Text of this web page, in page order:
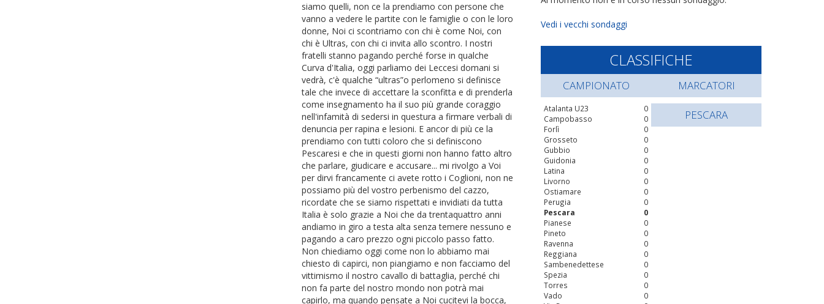
siamo quelli, non ce la prendiamo con persone che
vanno a vedere le partite con le famiglie o con le loro
donne, Noi ci scontriamo con chi è come Noi, con
chi è Ultras, con chi ci invita allo scontro. I nostri
fratelli stanno pagando perché forse in qualche
Curva d'Italia, oggi parliamo dei Leccesi domani si
vedrà, c'è qualche “ultras”o perlomeno si definisce
tale che invece di accettare la sconfitta e di prenderla
come insegnamento ha il suo più grande coraggio
nell'infamità di sedersi in questura a firmare verbali di
denuncia per rapina e lesioni. E ancor di più ce la
prendiamo con tutti coloro che si definiscono
Pescaresi e che in questi giorni non hanno fatto altro
che parlare, giudicare e accusare... mi rivolgo a Voi
per dirvi francamente ci avete rotto i Coglioni, non ne
possiamo più del vostro perbenismo del cazzo,
ricordate che se siamo rispettati e invidiati da tutta
Italia è solo grazie a Noi che da trentaquattro anni
andiamo in giro a testa alta senza temere nessuno e
pagando a caro prezzo ogni piccolo passo fatto.
Non chiediamo oggi come non lo abbiamo mai
chiesto di capirci, non piangiamo e non facciamo del
vittimismo il nostro cavallo di battaglia, perché chi
non fa parte del nostro mondo non potrà mai
capirlo, ma quando pensate a Noi cucitevi la bocca,
Vedi i vecchi sondaggi
CLASSIFICHE
CAMPIONATO
0
Atalanta U23
0
Campobasso
0
Forlì
0
Grosseto
0
Gubbio
0
Guidonia
0
Latina
0
Livorno
0
Ostiamare
0
Perugia
0
Pescara
0
Pianese
0
Pineto
0
Ravenna
0
Reggiana
0
Sambenedettese
0
Spezia
0
Torres
0
Vado
MARCATORI
PESCARA